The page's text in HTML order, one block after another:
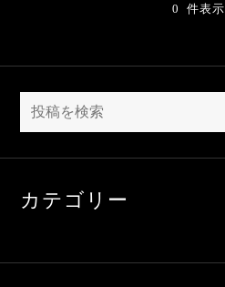
0 件表示
カテゴリー